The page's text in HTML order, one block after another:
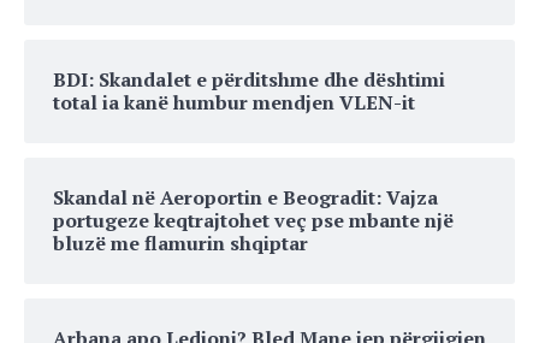
BDI: Skandalet e përditshme dhe dështimi
total ia kanë humbur mendjen VLEN-it
Skandal në Aeroportin e Beogradit: Vajza
portugeze keqtrajtohet veç pse mbante një
bluzë me flamurin shqiptar